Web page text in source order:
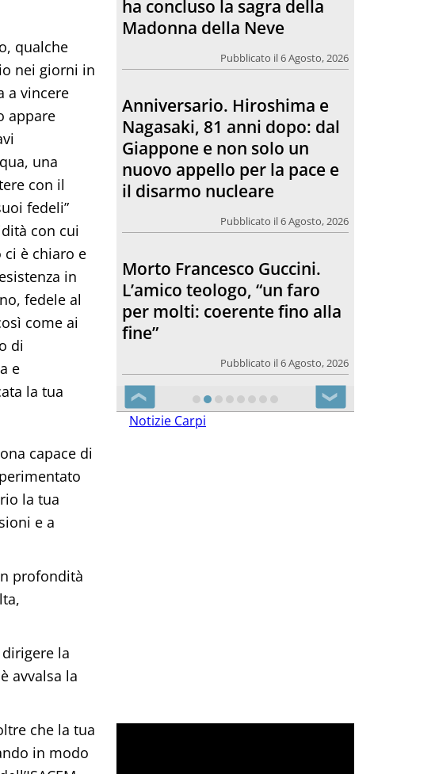
qualche
nei giorni in
a vincere
appare
una
con il
fedeli”
con cui
è chiaro e
in
fedele al
come ai
di
e
la tua
capace di
la tua
e a
profondità
la
avvalsa la
che la tua
in modo
Nagasaki, 81 anni dopo: dal
Giappone e non solo un
nuovo appello per la pace e
il disarmo nucleare
Pubblicato il 6 Agosto, 2026
Morto Francesco Guccini.
L’amico teologo, “un faro
per molti: coerente fino alla
Chiesa. Un abbraccio verso il
futuro, la grande festa del
Papa e dei giovani ad Assisi
Pubblicato il 6 Agosto, 2026
❮ ❯
Notizie Carpi